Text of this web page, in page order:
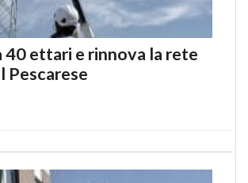
40 ettari e rinnova la rete
Pescarese